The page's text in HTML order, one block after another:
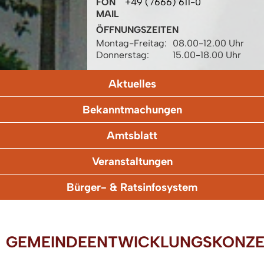
MAIL
ÖFFNUNGSZEITEN
Montag-Freitag:
08.00-12.00 Uhr
Donnerstag:
15.00-18.00 Uhr
Aktuelles
Bekanntmachungen
Amtsblatt
Veranstaltungen
Bürger- & Ratsinfosystem